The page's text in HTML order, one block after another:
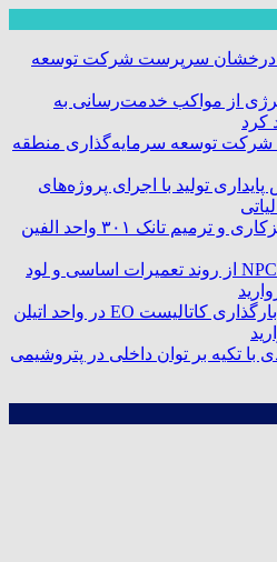
درخشان سرپرست شرکت توسعه
از مواکب خدمت‌رسانی به
کرد
شرکت توسعه سرمایه‌گذاری منطقه
تولید با اجرای پروژه‌های
انجام موفق عملیات تمیزکاری و ترمیم تانک ۳۰۱ واحد الفین
بازدید مدیر کنترل تولید NPC از روند تعمیرات اساسی و لود
آغاز تعمیرات اساسی و بارگذاری کاتالیست EO در واحد اتیلن
تکیه بر توان داخلی در پتروشیمی